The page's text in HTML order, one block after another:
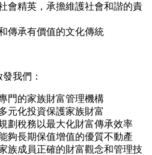
會精英，承擔維護社會和諧的責
傳承有價值的文化傳統
我們：
門的家族財富管理機構
元化投資保護家族財富
劃稅務以最大化財富傳承效率
夠長期保值增值的優質不動產
族成員正確的財富觀念和管理技